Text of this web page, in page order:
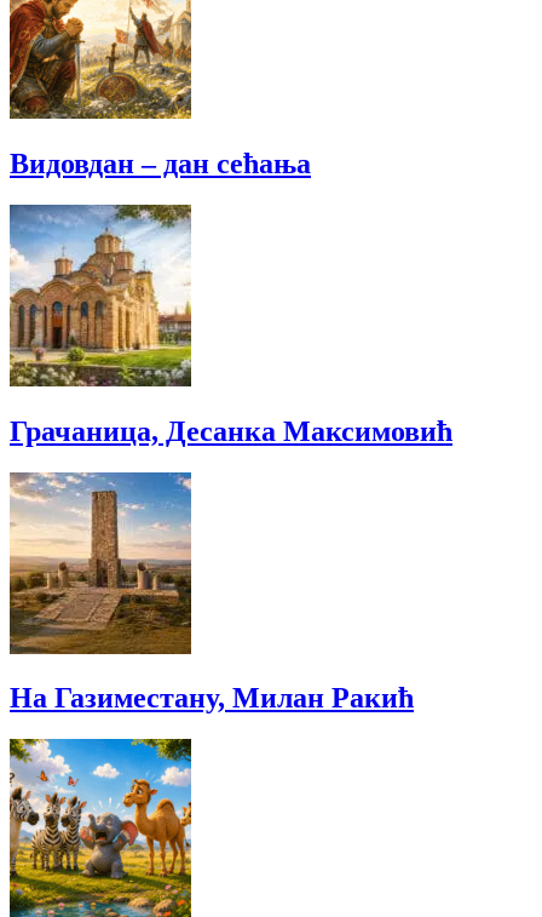
Видовдан – дан сећања
Грачаница, Десанка Максимовић
На Газиместану, Милан Ракић